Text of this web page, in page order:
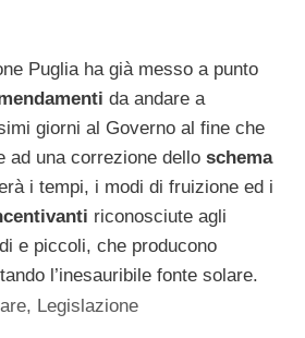
Puglia ha già messo a punto
da andare a
giorni al Governo al fine che
ad una correzione dello schema
i tempi, i modi di fruizione ed i
riconosciute agli
e piccoli, che producono
l’inesauribile fonte solare.
, Legislazione